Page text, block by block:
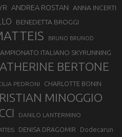
ANDREA ROSTAN ANNA INCERTI
BENEDETTA BROGGI
BRUNO BRUNOD
ITALIANO SKYRUNNING
BERTONE
PEDRONI CHARLOTTE BONIN
MINOGGIO
DANILO LANTERMINO
DENISA DRAGOMIR Dodecarun